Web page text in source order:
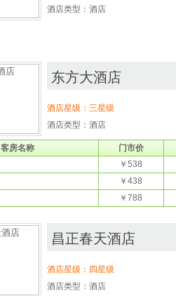
酒店类型：酒店
东方大酒店
酒店星级：三星级
酒店类型：酒店
客房名称 门市价
￥538
￥438
￥788
昌正春天酒店
酒店星级：四星级
酒店类型：酒店